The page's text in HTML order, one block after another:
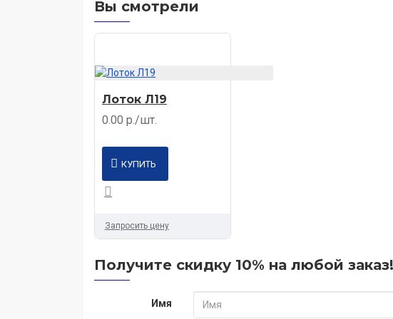
Вы смотрели
Лоток Л19
0.00 р./шт.
КУПИТЬ
Запросить цену
Получите скидку 10% на любой заказ!
Имя